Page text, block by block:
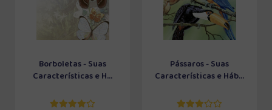
Borboletas - Suas
Características e H...
Pássaros - Suas
Características e Háb...